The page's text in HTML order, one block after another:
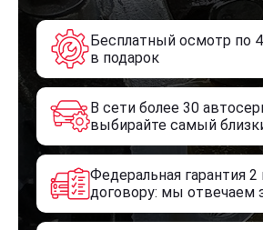
Бесплатный осмотр по
в подарок
В сети более 30
выбирайте самый
Федеральная гарантия 2
договору: мы отвечаем